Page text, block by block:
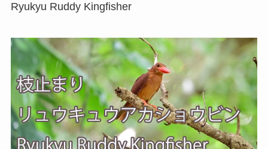
Ryukyu Ruddy Kingfisher